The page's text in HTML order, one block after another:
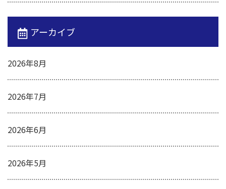
アーカイブ
2026年8月
2026年7月
2026年6月
2026年5月